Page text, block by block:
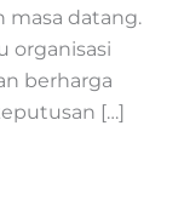
masa datang.
organisasi
berharga
[…]